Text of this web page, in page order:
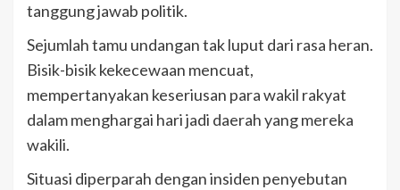
tanggung jawab politik.
Sejumlah tamu undangan tak luput dari rasa heran.
Bisik-bisik kekecewaan mencuat,
mempertanyakan keseriusan para wakil rakyat
dalam menghargai hari jadi daerah yang mereka
wakili.
Situasi diperparah dengan insiden penyebutan